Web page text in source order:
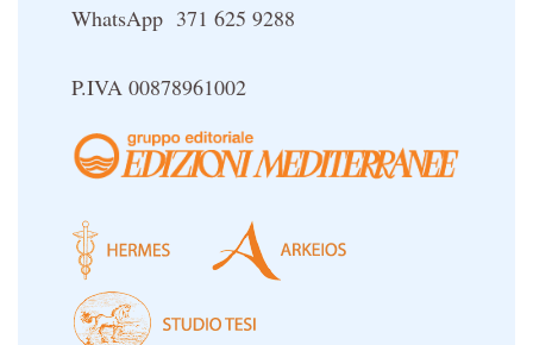
WhatsApp 371 625 9288
P.IVA 00878961002